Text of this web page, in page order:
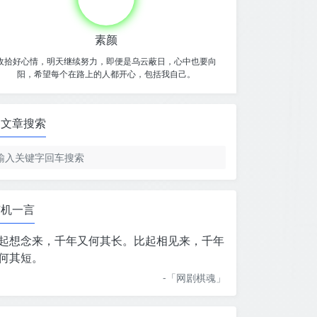
素颜
拾好心情，明天继续努力，即便是乌云蔽日，心中也要向
阳，希望每个在路上的人都开心，包括我自己。
文章搜索
一言
想念来，千年又何其长。比起相见来，千年
其短。
-「网剧棋魂 」